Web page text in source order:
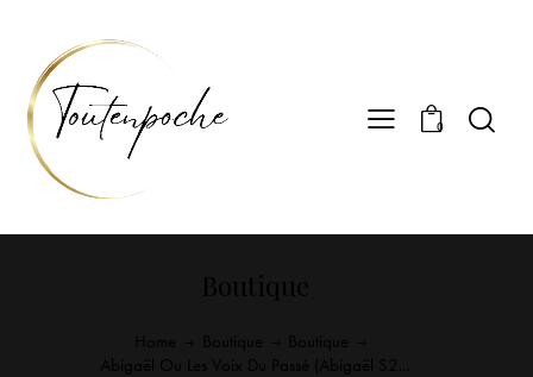
0